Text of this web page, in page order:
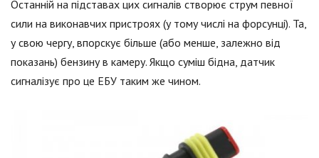
Останній на підставах цих сигналів створює струм певної
сили на виконавчих пристроях (у тому числі на форсунці). Та,
у свою чергу, впорскує більше (або менше, залежно від
показань) бензину в камеру. Якщо суміш бідна, датчик
сигналізує про це ЕБУ таким же чином.